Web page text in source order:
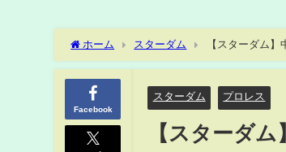
ホーム スターダム
【スターダム
理由に震えが止まらない…！
Facebook
スターダム プロレス
【スターダ